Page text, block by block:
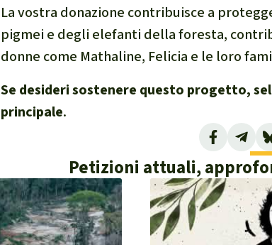
La vostra donazione contribuisce a
pigmei e degli elefanti della foresta,
donne come Mathaline, Felicia e le loro
Se desideri sostenere questo progetto,
principale.
Petizioni attuali,